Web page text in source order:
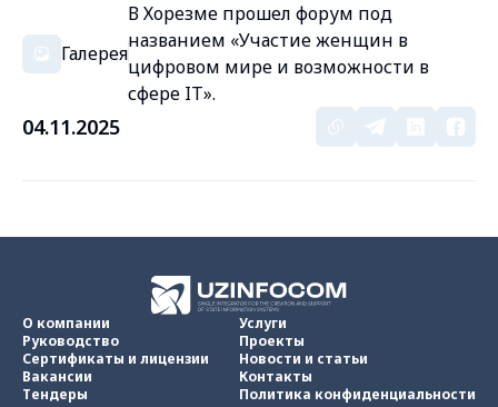
Галерея
В Хорезме прошел форум под
названием «Участие женщин в
цифровом мире и возможности в
сфере IT».
04.11.2025
О компании
Руководство
Сертификаты и лицензии
Вакансии
Тендеры
Услуги
Проекты
Новости и статьи
Контакты
Политика конфиденциальности